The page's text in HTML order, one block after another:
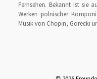
Fernsehen. Bekannt ist sie
Werken polnischer
Musik von Chopin, Gorecki